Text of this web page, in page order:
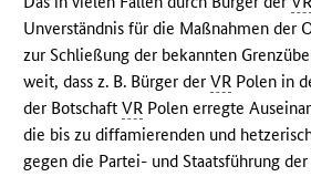
Unverständnis für die Maßnahmen der
zur Schließung der bekannten
weit, dass z. B. Bürger derVR Polen in
der BotschaftVR Polen erregte
die bis zu diffamierenden und
gegen die Partei- und Staatsführung